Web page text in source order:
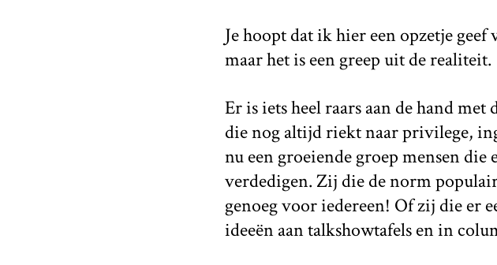
Je hoopt dat ik hier een opzetje
maar het is een greep uit de realiteit.
Er is iets heel raars aan de hand
die nog altijd riekt naar privilege,
nu een groeiende groep mensen
verdedigen. Zij die de norm
genoeg voor iedereen! Of zij die er
ideeën aan talkshowtafels en in